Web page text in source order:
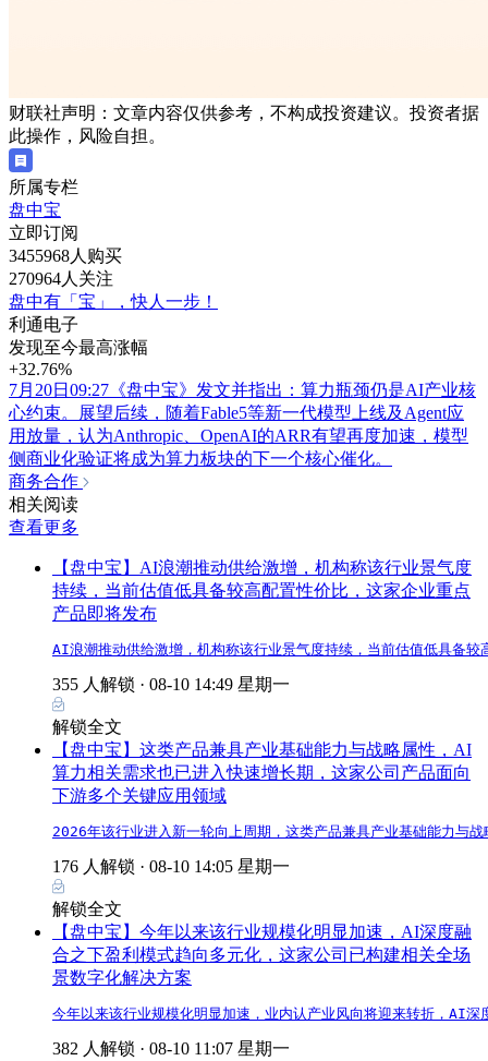
财联社声明：文章内容仅供参考，不构成投资建议。投资者据
此操作，风险自担。
所属专栏
盘中宝
立即订阅
3455968人购买
270964人关注
盘中有「宝」，快人一步！
利通电子
发现至今最高涨幅
+32.76%
7月20日09:27《盘中宝》发文并指出：算力瓶颈仍是AI产业核
心约束。展望后续，随着Fable5等新一代模型上线及Agent应
用放量，认为Anthropic、OpenAI的ARR有望再度加速，模型
侧商业化验证将成为算力板块的下一个核心催化。
商务合作
相关阅读
查看更多
【盘中宝】AI浪潮推动供给激增，机构称该行业景气度
持续，当前估值低具备较高配置性价比，这家企业重点
产品即将发布
AI浪潮推动供给激增，机构称该行业景气度持续，当前估值低具备
355 人解锁 · 08-10 14:49 星期一
解锁全文
【盘中宝】这类产品兼具产业基础能力与战略属性，AI
算力相关需求也已进入快速增长期，这家公司产品面向
下游多个关键应用领域
2026年该行业进入新一轮向上周期，这类产品兼具产业基础能力与
176 人解锁 · 08-10 14:05 星期一
解锁全文
【盘中宝】今年以来该行业规模化明显加速，AI深度融
合之下盈利模式趋向多元化，这家公司已构建相关全场
景数字化解决方案
今年以来该行业规模化明显加速，业内认产业风向将迎来转折，AI
382 人解锁 · 08-10 11:07 星期一